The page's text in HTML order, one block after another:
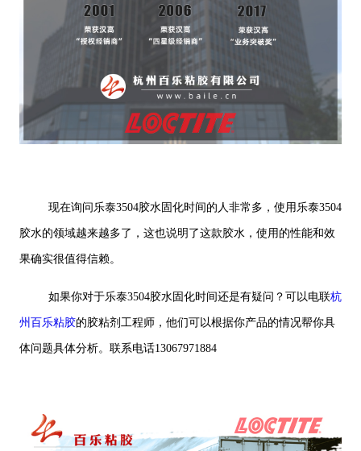
现在询问乐泰3504胶水固化时间的人非常多，使用乐泰3504
胶水的领域越来越多了，这也说明了这款胶水，使用的性能和效
果确实很值得信赖。
如果你对于乐泰3504胶水固化时间还是有疑问？可以电联杭
州百乐粘胶的胶粘剂工程师，他们可以根据你产品的情况帮你具
体问题具体分析。联系电话13067971884